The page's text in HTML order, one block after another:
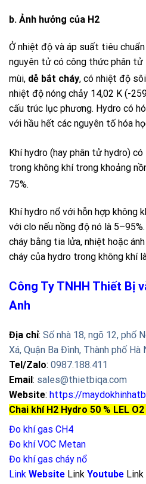
b. Ảnh hưởng của H2
Ở nhiệt độ và áp suất tiêu chuẩn
nguyên tử có công thức phân tử
mùi, dễ bắt cháy, có nhiệt độ
nhiệt độ nóng chảy 14,02 K (-
cấu trúc lục phương. Hydro có
với hầu hết các nguyên tố hóa
Khíhydro (hay phân tử hydro) có
trong không khí trong khoảng
75%.
Khí hydro nổ với hỗn hợp không
với clo nếu nồng độ nó là
cháy bằng tia lửa, nhiệt hoặc
cháy của hydro trong không khí
Công Ty TNHH Thiết Bị
Anh
Địa chỉ: Số nhà 18, ngõ 12, phố
Xá, Quận Ba Đình, Thành phố Hà
Tel/Zalo: 0987.188.411
Email: sales@thietbiqa.com
Website: https://
Chai khí H2 Hydro 50 % LEL
Đo khí gas CH4
Đo khí VOC Metan
Đo khí gas cháy nổ
Link Website Link Youtube Link